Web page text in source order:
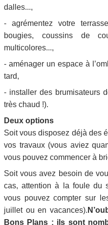
dalles...,
- agrémentez votre
bougies, coussins de
multicolores...,
- aménager un espace à
tard,
- installer des brumisateurs
très chaud !).
Deux options
Soit vous disposez déjà des
vos travaux (vous aviez
vous pouvez commencer à
Soit vous avez besoin de
cas, attention à la foule du
vous pouvez compter sur
juillet ou en vacances).
Bons Plans : ils sont